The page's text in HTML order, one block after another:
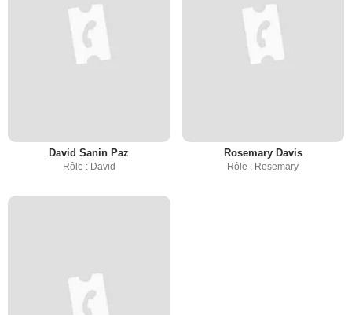
David Sanin Paz
Rôle : David
Rosemary Davis
Rôle : Rosemary